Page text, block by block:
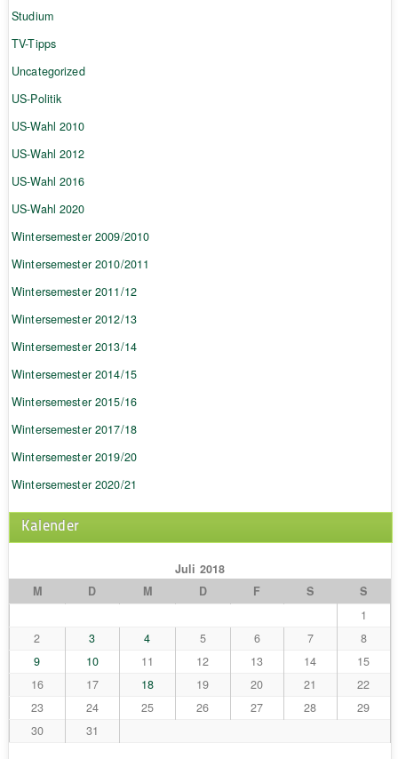
Studium
TV-Tipps
Uncategorized
US-Politik
US-Wahl 2010
US-Wahl 2012
US-Wahl 2016
US-Wahl 2020
Wintersemester 2009/2010
Wintersemester 2010/2011
Wintersemester 2011/12
Wintersemester 2012/13
Wintersemester 2013/14
Wintersemester 2014/15
Wintersemester 2015/16
Wintersemester 2017/18
Wintersemester 2019/20
Wintersemester 2020/21
Kalender
Juli 2018
M
D M D F S
S
1
2
3 4 5 6 7
8
9
10 11 12 13 14
15
16
17 18 19 20 21
22
23
24 25 26 27 28
29
30
31